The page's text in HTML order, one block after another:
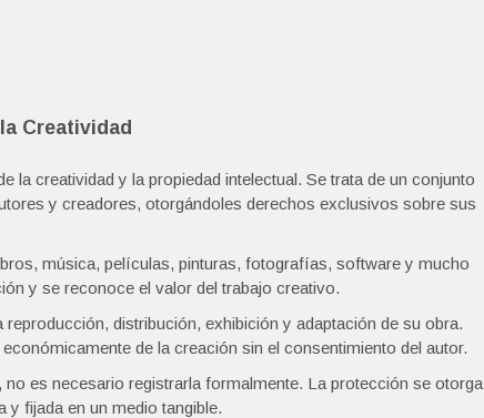
Creatividad
la creatividad y la propiedad intelectual. Se trata de un conjunto
y creadores, otorgándoles derechos exclusivos sobre sus
música, películas, pinturas, fotografías, software y mucho
y se reconoce el valor del trabajo creativo.
distribución, exhibición y adaptación de su obra.
de la creación sin el consentimiento del autor.
es necesario registrarla formalmente. La protección se otorga
y fijada en un medio tangible.